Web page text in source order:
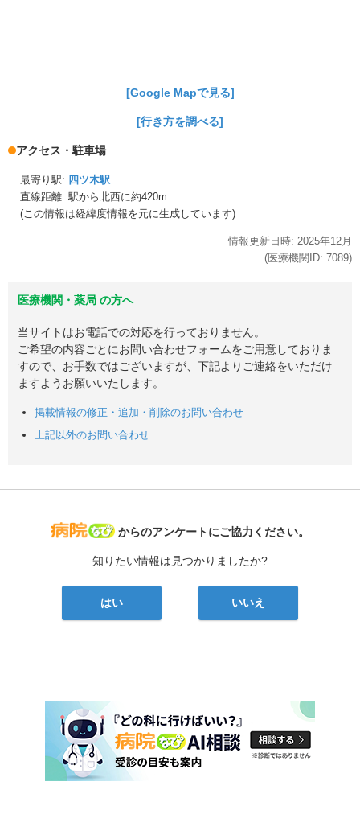
[Google Mapで見る]
[行き方を調べる]
アクセス・駐車場
最寄り駅: 四ツ木駅
直線距離: 駅から北西に約420m
(この情報は経緯度情報を元に生成しています)
情報更新日時: 2025年12月
(医療機関ID: 7089)
医療機関・薬局 の方へ
当サイトはお電話での対応を行っておりません。
ご希望の内容ごとにお問い合わせフォームをご用意しておりま
すので、お手数ではございますが、下記よりご連絡をいただけ
ますようお願いいたします。
掲載情報の修正・追加・削除のお問い合わせ
上記以外のお問い合わせ
病院なび
からのアンケートにご協力ください。
知りたい情報は見つかりましたか?
はい いいえ